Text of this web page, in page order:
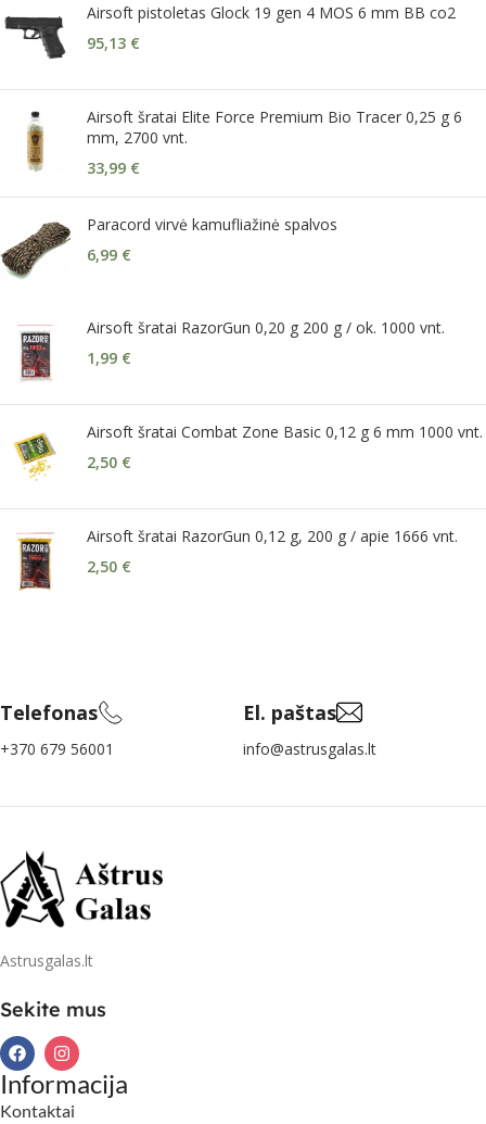
Airsoft pistoletas Glock 19 gen 4 MOS 6 mm BB co2
95,13 €
Airsoft šratai Elite Force Premium Bio Tracer 0,25 g 6
mm, 2700 vnt.
33,99 €
Paracord virvė kamufliažinė spalvos
6,99 €
Airsoft šratai RazorGun 0,20 g 200 g / ok. 1000 vnt.
1,99 €
Airsoft šratai Combat Zone Basic 0,12 g 6 mm 1000 vnt.
2,50 €
Airsoft šratai RazorGun 0,12 g, 200 g / apie 1666 vnt.
2,50 €
Telefonas
+370 679 56001
El. paštas
info@astrusgalas.lt
Astrusgalas.lt
Sekite mus
Informacija
Kontaktai